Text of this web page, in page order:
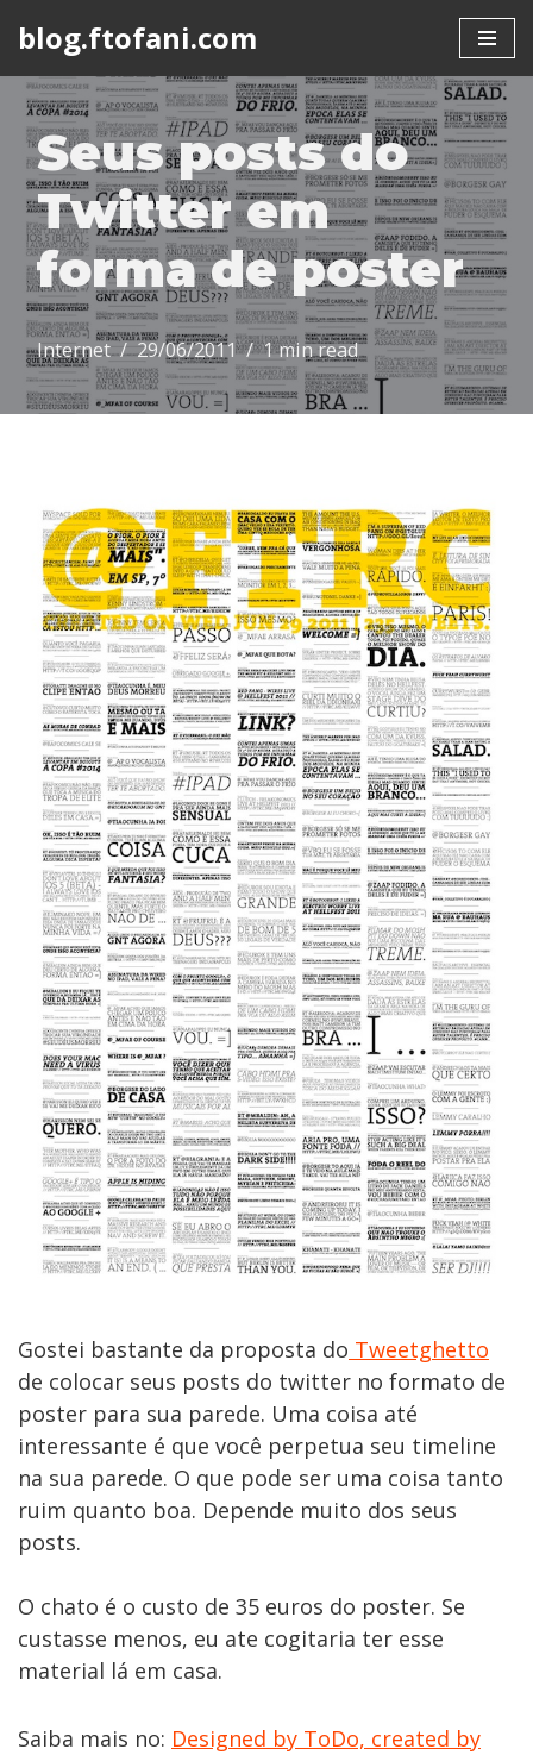
to
content
blog.ftofani.com
Seus posts do
Twitter em
forma de poster
Internet 29/06/2011 1 min read
Gostei bastante da proposta do Tweetghetto
de colocar seus posts do twitter no formato de
poster para sua parede. Uma coisa até
interessante é que você perpetua seu timeline
na sua parede. O que pode ser uma coisa tanto
ruim quanto boa. Depende muito dos seus
posts.
O chato é o custo de 35 euros do poster. Se
custasse menos, eu ate cogitaria ter esse
material lá em casa.
Saiba mais no: Designed by ToDo, created by